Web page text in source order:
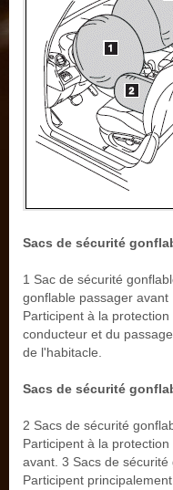
Sacs de sécurité
1 Sac de sécurité
gonflable passager avant
Participent à la
conducteur et du
de l'habitacle.
Sacs de sécurité
2 Sacs de sécurité
Participent à la
avant. 3 Sacs de sécurité
Participent